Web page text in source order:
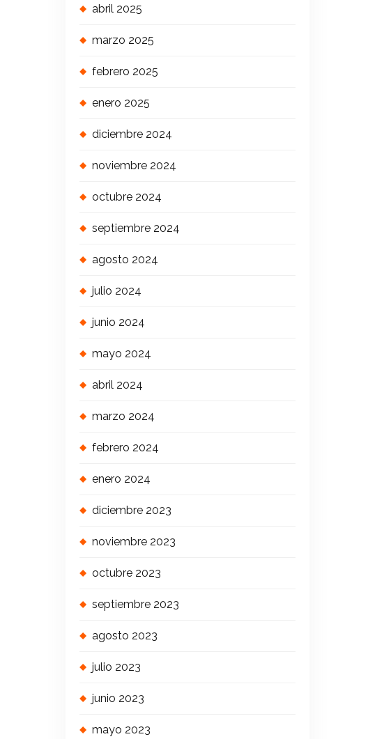
abril 2025
marzo 2025
febrero 2025
enero 2025
diciembre 2024
noviembre 2024
octubre 2024
septiembre 2024
agosto 2024
julio 2024
junio 2024
mayo 2024
abril 2024
marzo 2024
febrero 2024
enero 2024
diciembre 2023
noviembre 2023
octubre 2023
septiembre 2023
agosto 2023
julio 2023
junio 2023
mayo 2023